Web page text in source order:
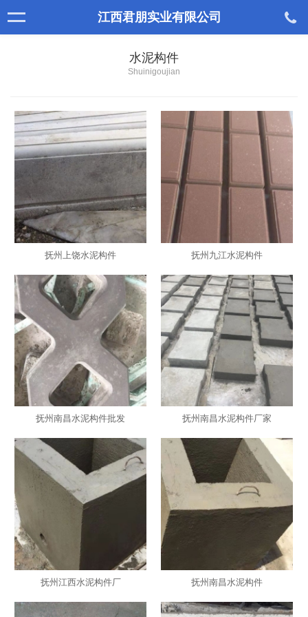
江西君朋实业有限公司
水泥构件
Shuinigoujian
抚州上饶水泥构件 抚州九江水泥构件
抚州南昌水泥构件批发 抚州南昌水泥构件厂家
抚州江西水泥构件厂 抚州南昌水泥构件